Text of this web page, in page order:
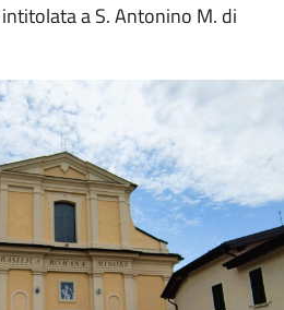
a S. Antonino M. di